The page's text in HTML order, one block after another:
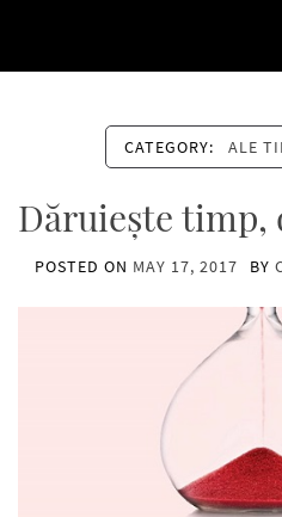
CATEGORY: ALE
Dăruiește timp,
POSTED ON MAY 17, 2017 BY